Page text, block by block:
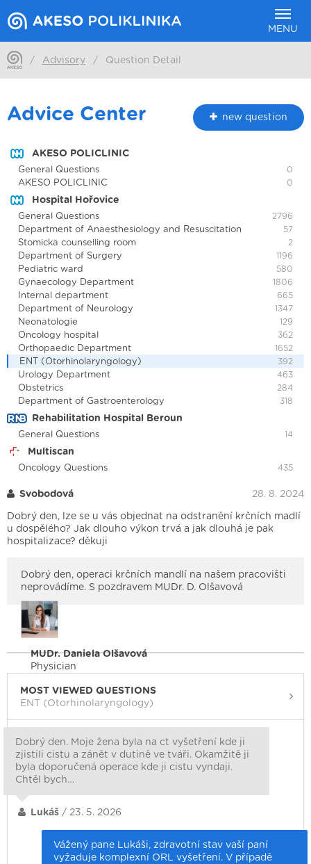
MENU
/ Advisory / Question Detail
Advice Center new question
AKESO POLICLINIC
General Questions 0
AKESO POLICLINIC 0
Hospital Hořovice
General Questions 2796
Department of Anaesthesiology and Resuscitation 57
Stomicka counselling room 2
Department of Surgery 1196
Pediatric ward 580
Gynaecology Department 1806
Internal department 665
Department of Neurology 1347
Neonatologie 129
Oncology hospital 362
Orthopaedic Department 1652
ENT (Otorhinolaryngology) 392
Urology Department 463
Obstetrics 284
Department of Gastroenterology 318
Rehabilitation Hospital Beroun
General Questions 14
Multiscan
Oncology Questions 435
Svobodová 28. 8. 2024
Dobrý den, lze se u vás objednat na odstranění krčních madlí
u dospělého? Jak dlouho výkon trvá a jak dlouhá je pak
hospitalizace? děkuji
Dobrý den, operaci krčních mandlí na našem pracovišti
neprovádíme. S pozdravem MUDr. D. Olšavová
MUDr. Daniela Olšavová
Physician
MOST VIEWED QUESTIONS
ENT (Otorhinolaryngology)
Dobrý den. Moje žena byla na ct vyšetření kde ji
zjistili cistu a zánět v dutině ve tváři. Okamžitě ji
byla doporučená operace kde ji cistu vyndaji.
Chtěl bych…
Lukáš / 23. 5. 2026
Vážený pane Lukáši, zdravotní stav vaší paní
vyžaduje komplexní ORL vyšetření. V případě